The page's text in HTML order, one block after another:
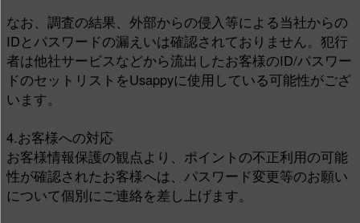
なお、調査の結果、外部からの侵入等による当社からの
IDとパスワードの漏えいは確認されておりません。犯行
者は他社サービスなどから流出したお客様のID/パスワー
ドのセットリストをUsappyに使用している可能性がござ
います。
4.お客様への対応
お客様情報保護の観点より、ポイントの不正利用の可能
性が確認されたお客様へは、パスワード変更等のお願い
について個別にご連絡を差し上げます。